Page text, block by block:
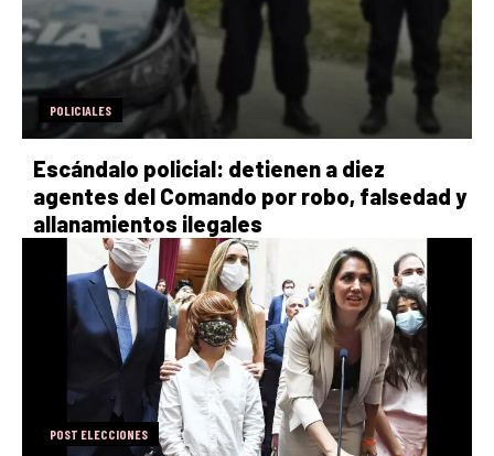
POLICIALES
Escándalo policial: detienen a diez
agentes del Comando por robo, falsedad y
allanamientos ilegales
POST ELECCIONES